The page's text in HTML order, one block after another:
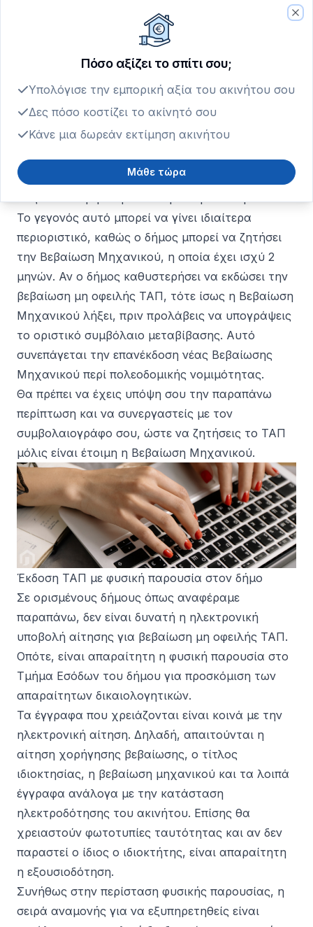
Έκδοση Ηλεκτρονικής Βεβαίωσης ΤΑΠ
Η ψηφιοποίηση της διαδικασίας, φυσικά
κατέστησε πιο εύκολη και γρήγορη την αίτηση
εγγράφων, πρέπει να συνδεθείς και να
επισυνάψεις τα απαιτούμενα δικαιολογητικά,
ώστε να υποβάλλεις την αίτηση σου.
Ωστόσο, η έκδοση της βεβαίωσης μετά την
υποβολή μπορεί να διαρκέσει από μερικές ημέρες,
Το γεγονός αυτό μπορεί να γίνει ιδιαίτερα
περιοριστικό, καθώς ο δήμος μπορεί να ζητήσει
την Βεβαίωση Μηχανικού, η οποία έχει ισχύ 2
μηνών. Αν ο δήμος καθυστερήσει να εκδώσει την
βεβαίωση μη οφειλής ΤΑΠ, τότε ίσως η Βεβαίωση
Μηχανικού λήξει, πριν προλάβεις να υπογράψεις
το οριστικό συμβόλαιο μεταβίβασης. Αυτό
συνεπάγεται την επανέκδοση νέας Βεβαίωσης
Μηχανικού περί πολεοδομικής νομιμότητας.
Θα πρέπει να έχεις υπόψη σου την παραπάνω
περίπτωση και να συνεργαστείς με τον
συμβολαιογράφο σου, ώστε να ζητήσεις το ΤΑΠ
μόλις είναι έτοιμη η Βεβαίωση Μηχανικού.
Έκδοση ΤΑΠ με φυσική παρουσία στον δήμο
Σε ορισμένους δήμους όπως αναφέραμε
παραπάνω, δεν είναι δυνατή η ηλεκτρονική
υποβολή αίτησης για βεβαίωση μη οφειλής ΤΑΠ.
Οπότε, είναι απαραίτητη η φυσική παρουσία στο
Τμήμα Εσόδων του δήμου για προσκόμιση των
απαραίτητων δικαιολογητικών.
Τα έγγραφα που χρειάζονται είναι κοινά με την
ηλεκτρονική αίτηση. Δηλαδή, απαιτούνται η
αίτηση χορήγησης βεβαίωσης, ο τίτλος
ιδιοκτησίας, η βεβαίωση μηχανικού και τα λοιπά
έγγραφα ανάλογα με την κατάσταση
ηλεκτροδότησης του ακινήτου. Επίσης θα
χρειαστούν φωτοτυπίες ταυτότητας και αν δεν
παραστεί ο ίδιος ο ιδιοκτήτης, είναι απαραίτητη
η εξουσιοδότηση.
Συνήθως στην περίσταση φυσικής παρουσίας, η
σειρά αναμονής για να εξυπηρετηθείς είναι
Πόσο αξίζει το σπίτι σου;
Υπολόγισε την εμπορική αξία του ακινήτου σου
Δες πόσο κοστίζει το ακίνητό σου
Κάνε μια δωρεάν εκτίμηση ακινήτου
Μάθε τώρα